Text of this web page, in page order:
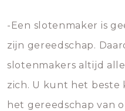
-Een slotenmaker is
zijn gereedschap.
slotenmakers altijd
zich. U kunt het beste
het gereedschap van